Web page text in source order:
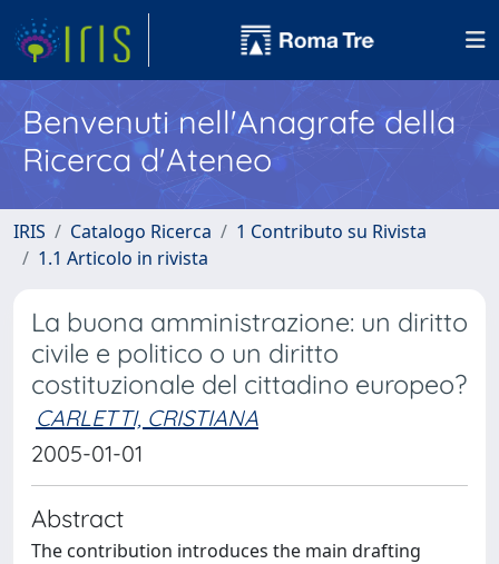
Benvenuti nell'Anagrafe della
Ricerca d'Ateneo
IRIS Catalogo Ricerca
1 Contributo su Rivista
1.1 Articolo in rivista
La buona amministrazione: un diritto
civile e politico o un diritto
costituzionale del cittadino europeo?
CARLETTI, CRISTIANA
2005-01-01
Abstract
The contribution introduces the main drafting